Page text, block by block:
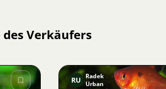
Verkäufers
RU
Radek
Urban